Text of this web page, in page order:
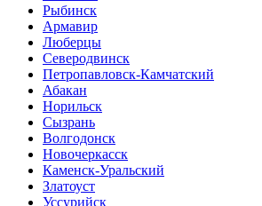
Рыбинск
Армавир
Люберцы
Северодвинск
Петропавловск-Камчатский
Абакан
Норильск
Сызрань
Волгодонск
Новочеркасск
Каменск-Уральский
Златоуст
Уссурийск